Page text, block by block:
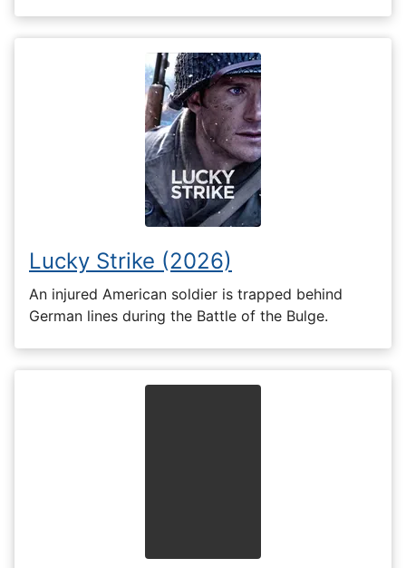
Lucky Strike (2026)
An injured American soldier is trapped behind
German lines during the Battle of the Bulge.